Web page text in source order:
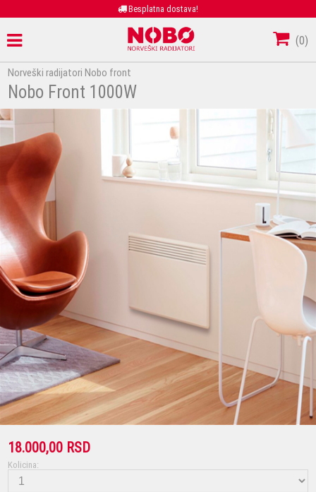
Besplatna dostava!
(0)
Norveški radijatori Nobo front
Nobo Front 1000W
18.000,00 RSD
Kolicina: